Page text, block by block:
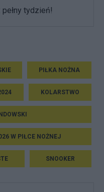
tydzień!
PIŁKA NOŻNA
KOLARSTWO
W PIŁCE NOŻNEJ
SNOOKER